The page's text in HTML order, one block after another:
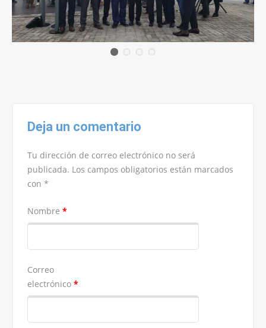
Deja un comentario
Tu dirección de correo electrónico no será
publicada. Los campos obligatorios están marcados
con *
Nombre *
Correo
electrónico *